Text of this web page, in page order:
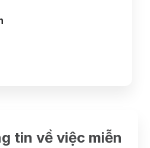
tin về việc miễn